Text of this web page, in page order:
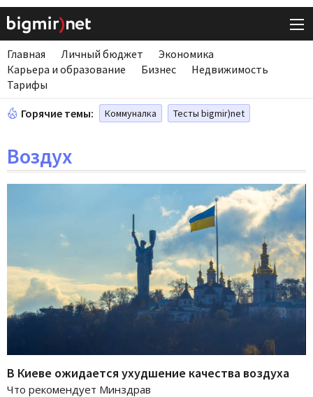
Главная Личный бюджет
Экономика
Карьера и образование
Бизнес
Недвижимость
Тарифы
Горячие темы: Коммуналка Тесты bigmir)net
Воздух
В Киеве ожидается ухудшение качества воздуха
Что рекомендует Минздрав